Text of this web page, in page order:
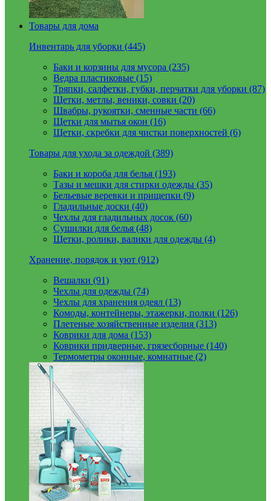
Товары для дома
Инвентарь для уборки (445)
Баки и корзины для мусора (235)
Ведра пластиковые (15)
Тряпки, салфетки, губки, перчатки для уборки (87)
Щетки, метлы, веники, совки (20)
Швабры, рукоятки, сменные части (66)
Щетки для мытья окон (16)
Щетки, скребки для чистки поверхностей (6)
Товары для ухода за одеждой (389)
Баки и короба для белья (193)
Тазы и мешки для стирки одежды (35)
Бельевые веревки и прищепки (9)
Гладильные доски (40)
Чехлы для гладильных досок (60)
Сушилки для белья (48)
Щетки, ролики, валики для одежды (4)
Хранение, порядок и уют (912)
Вешалки (91)
Чехлы для одежды (74)
Чехлы для хранения одеял (13)
Комоды, контейнеры, этажерки, полки (126)
Плетеные хозяйственные изделия (313)
Коврики для дома (153)
Коврики придверные, грязесборные (140)
Термометры оконные, комнатные (2)